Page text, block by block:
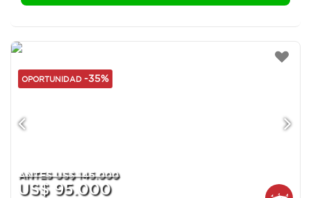
OPORTUNIDAD -35%
ANTES US$ 145.000
US$ 95.000